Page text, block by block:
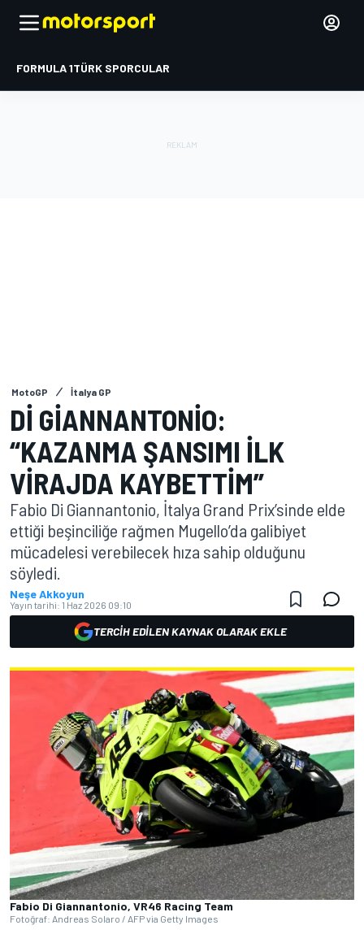
FORMULA 1TÜRK SPORCULAR
MotoGP İtalya GP
DI GIANNANTONIO:
“KAZANMA ŞANSIMI ILK
VIRAJDA KAYBETTIM”
Fabio Di Giannantonio, İtalya Grand Prix’sinde elde
ettiği beşinciliğe rağmen Mugello’da galibiyet
mücadelesi verebilecek hıza sahip olduğunu
söyledi.
Neşe Akkoyun
Yayın tarihi: 1 Haz 2026 09:10
TERCIH EDILEN KAYNAK OLARAK EKLE
Fabio Di Giannantonio, VR46 Racing Team
Fotoğraf: Andreas Solaro / AFP via Getty Images